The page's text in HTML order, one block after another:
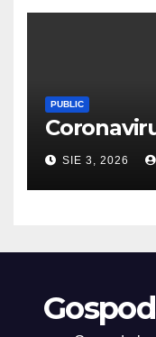
PUBLIC
SIE 3, 2026